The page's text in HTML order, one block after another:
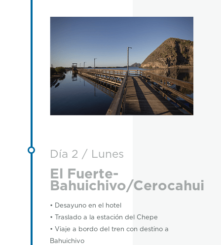
Día 2 / Lunes
El Fuerte-
Bahuichivo/Cerocahui
• Desayuno en el hotel
• Traslado a la estación del Chepe
• Viaje a bordo del tren con destino a
Bahuichivo